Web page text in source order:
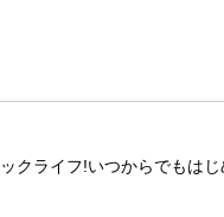
クライフ!いつからでもは